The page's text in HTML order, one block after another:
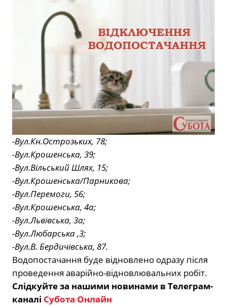
-Вул.Кн.Острозьких, 78;
-Вул.Крошенська, 39;
-Вул.Вільський Шлях, 15;
-Вул.Крошенська/Парникова;
-Вул.Перемоги, 56;
-Вул.Крошенська, 4а;
-Вул.Львівська, 3а;
-Вул.Любарська ,3;
-Вул.В. Бердичівська, 87.
Водопостачання буде відновлено одразу після
проведення аварійно-відновлювальних робіт.
Слідкуйте за нашими новинами в Телеграм-
каналі Субота Онлайн